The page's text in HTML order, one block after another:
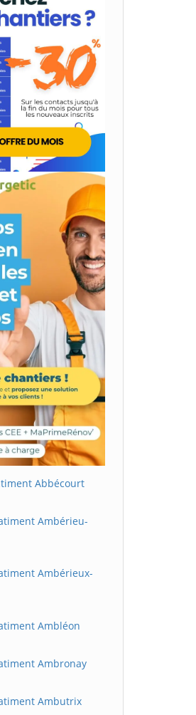
Abbécourt
Ambérieu-
Ambérieux-
Ambléon
Ambronay
Ambutrix